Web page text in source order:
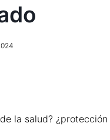
la salud?